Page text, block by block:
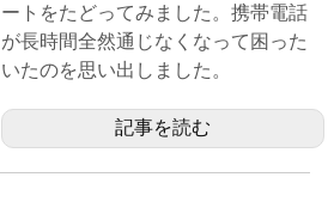
ートをたどってみました。携帯電話
が長時間全然通じなくなって困った
いたのを思い出しました。
記事を読む